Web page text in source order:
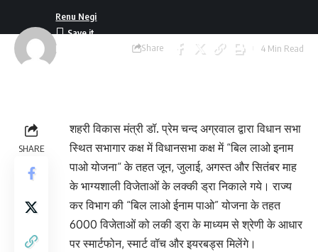
Last updated:
Renu Negi
Share 4 Min Read
SHARE
शहरी विकास मंत्री डॉ. प्रेम चन्द अग्रवाल द्वारा विधान सभा
स्थित सभागार कक्ष में विधानसभा कक्ष में “बिल लाओ इनाम
पाओ योजना“ के तहत जून, जुलाई, अगस्त और सितंबर माह
के भाग्यशाली विजेताओं के लक्की ड्रा निकाले गये। राज्य
कर विभाग की “बिल लाओ ईनाम पाओ” योजना के तहत
6000 विजेताओं को लकी ड्रा के माध्यम से श्रेणी के आधार
पर स्मार्टफोन, स्मार्ट वॉच और इयरबड्स मिलेंगे।